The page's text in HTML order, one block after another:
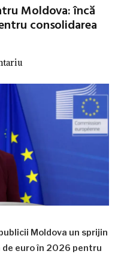
Moldova: încă
consolidarea
Moldova un sprijin
euro în 2026 pentru